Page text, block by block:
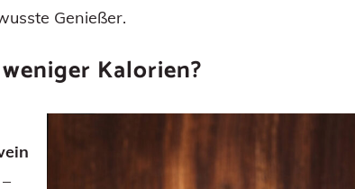
Genießer.
Kalorien?